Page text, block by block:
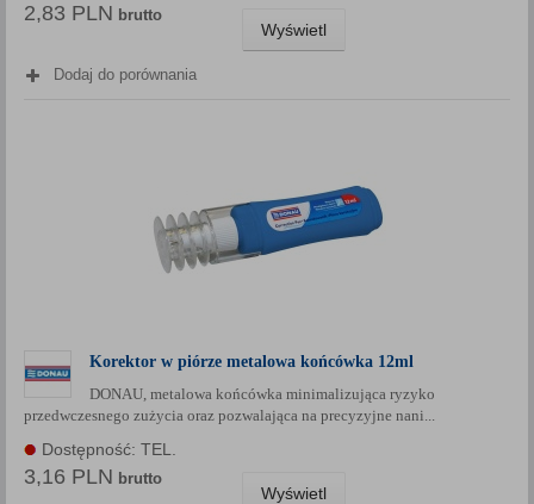
2,83 PLN brutto
Wyświetl
Dodaj do porównania
Korektor w piórze metalowa końcówka 12ml
DONAU, metalowa końcówka minimalizująca ryzyko
przedwczesnego zużycia oraz pozwalająca na precyzyjne nani...
Dostępność: TEL.
3,16 PLN brutto
Wyświetl